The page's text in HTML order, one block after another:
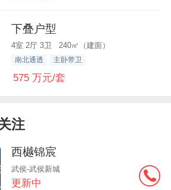
下叠户型
4室 2厅 3卫 240㎡（建面）
南北通透 主卧带卫
575 万元/套
注
西樾锦宸
武侯-武侯新城
更新中